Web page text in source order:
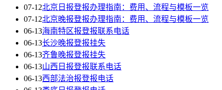
07-12北京日报登报办理指南：费用、流程与模板一览
07-12北京晚报登报办理指南：费用、流程与模板一览
06-13海南特区报登报联系电话
06-13长沙晚报登报挂失
06-13齐鲁晚报登报挂失
06-13山西日报登报联系电话
06-13西部法治报登报电话